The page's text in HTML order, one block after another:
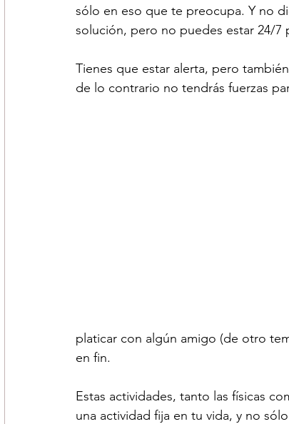
sólo en eso que te preocupa. Y no
solución, pero no puedes estar 24/7
Tienes que estar alerta, pero
de lo contrario no tendrás fuerzas
platicar con algún amigo (de otro
en fin.
Estas actividades, tanto las físicas
una actividad fija en tu vida, y no